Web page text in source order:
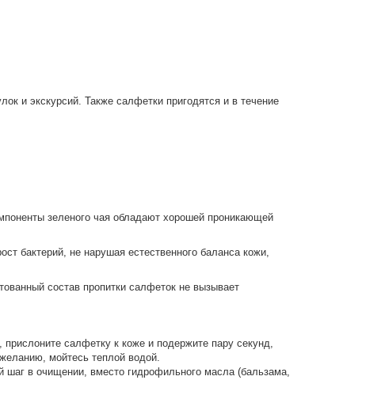
и экскурсий. Также салфетки пригодятся и в течение
зеленого чая обладают хорошей проникающей
бактерий, не нарушая естественного баланса кожи,
состав пропитки салфеток не вызывает
салфетку к коже и подержите пару секунд,
мойтесь теплой водой.
в очищении, вместо гидрофильного масла (бальзама,